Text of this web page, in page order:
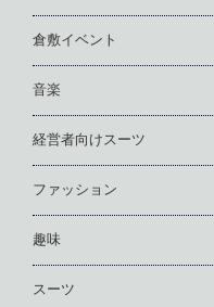
倉敷イベント
音楽
経営者向けスーツ
ファッション
趣味
スーツ